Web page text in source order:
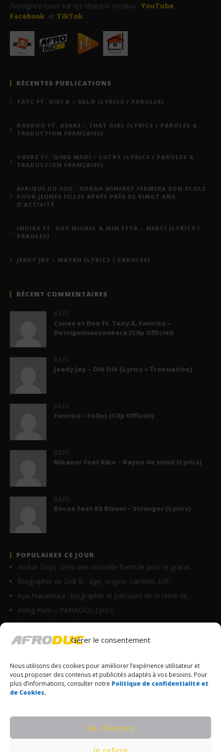
Gérer le consentement
Nous utilisons des cookies pour améliorer l’expérience utilisateur et
vous proposer des contenus et publicités adaptés à vos besoins. Pour
plus d’informations, consulter notre Politique de confidentialité et
de Cookies.
Ok, d’accord
Je refuse
Rejoignez-nous sur les réseaux sociaux : YouTube,
Facebook et TikTok.
RÉCENTES PUBLICATIONS
TAYC FT. DIDI B – SALO (LYRICS / PAROLES)
DARKOO FT. ASAKE – THAT GIRL (LYRICS / PAROLES &
TRADUCTION FRANÇAISE)
OBERZ FT. QING MADI – LUCKY (LYRICS / PAROLES &
TRADUCTION FRANÇAISE)
AFRIQUE DU SUD : OPRAH WINFREY FERMERA SON ÉCOLE
POUR JEUNES FILLES APRÈS PRÈS DE VINGT ANS
D’ACTIVITÉ
INDIRA FT. GUY MICHEL & MIN ETTA – MERCI (LYRICS /
PAROLES)
JEADY JAY – MAYAH (LYRICS / PAROLES)
RÉCENT COMMENTAIRES
JULES
Conex et Don ft. Tony X, Fanicko –
Dessiguimanzanbera (Clip Officiel)
JULES
Jeady Jay – Olé Olé (Lyrics + Translation)
JULES
Fanicko – Folies (Clip Officiel)
JULES
Nikanor feat Kiko – Rayon de soleil (Lyrics)
JULES
Kocee feat KS Bloom – Stranger (Lyrics)
POPULAIRES CE JOUR
Vodun Days : vers une nouvelle formule pour le grand…
Biographie de Didi B : âge, origine, carrière, Kiff…
Aya Nakamura : biographie et parcours de la reine de…
Kking Kum – PANADOL Lyrics
Homix – On y va (Lyrics)
Daniel Banam – EL YAH Lyrics (Live recording)
Ghix – Axelerine Merryline (Lyrics)
Kerchak – D (Lyrics)
Zeynab ft Miguelito – Lonbo (Lyrics)
© Copyrights Afroduc | Tous droits réservés